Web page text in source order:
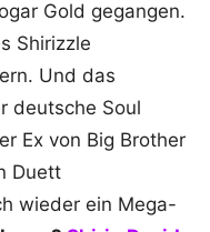
Gold gegangen.
Shirizzle
Und das
deutsche Soul
Ex von Big Brother
Duett
wieder ein Mega-